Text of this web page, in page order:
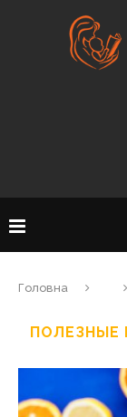
Головна
ПОЛЕЗНЫЕ